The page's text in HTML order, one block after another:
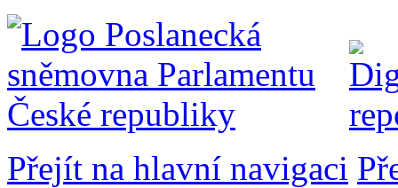
Přejít na hlavní navigaci